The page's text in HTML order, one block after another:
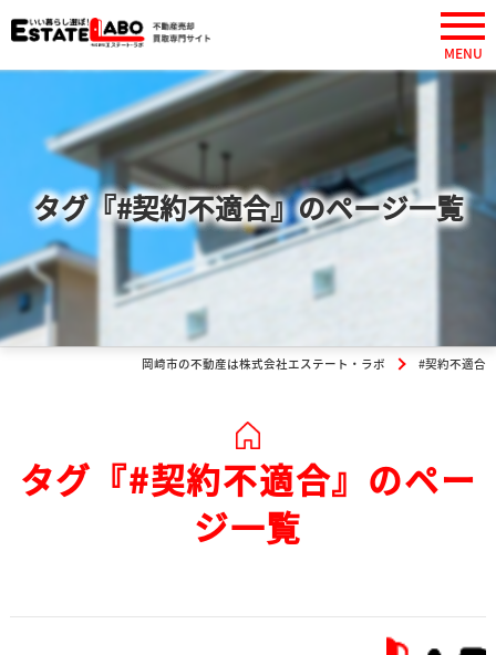
タグ『#契約不適合』のページ一覧
岡崎市の不動産は株式会社エステート・ラボ #契約不適合
タグ『#契約不適合』のペー
ジ一覧